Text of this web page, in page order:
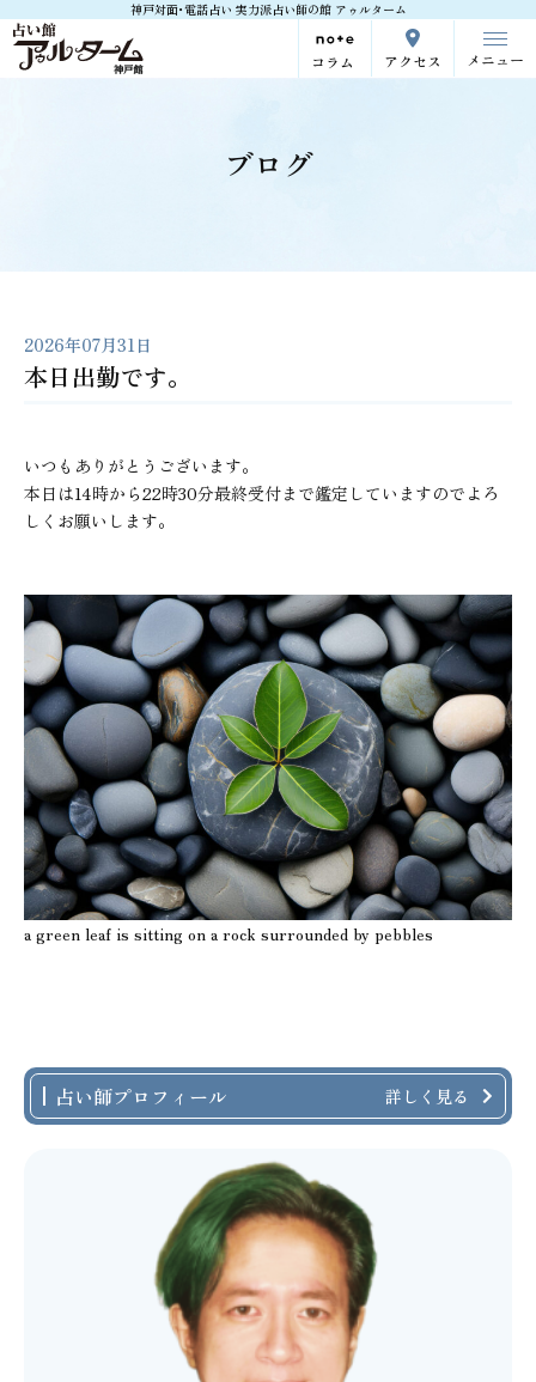
神戸対面･電話占い 実力派占い師の館 アゥルターム
コラム アクセス メニュー
ブログ
2026年07月31日
本日出勤です。
いつもありがとうございます。
本日は14時から22時30分最終受付まで鑑定していますのでよろ
しくお願いします。
a green leaf is sitting on a rock surrounded by pebbles
占い師プロフィール 詳しく見る